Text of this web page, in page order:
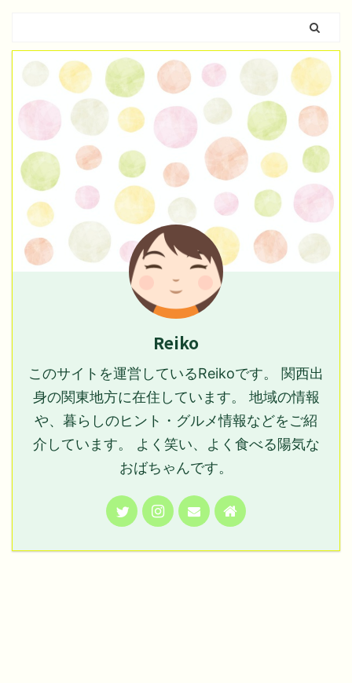
Reiko
このサイトを運営しているReikoです。 関西出
身の関東地方に在住しています。 地域の情報
や、暮らしのヒント・グルメ情報などをご紹
介しています。 よく笑い、よく食べる陽気な
おばちゃんです。